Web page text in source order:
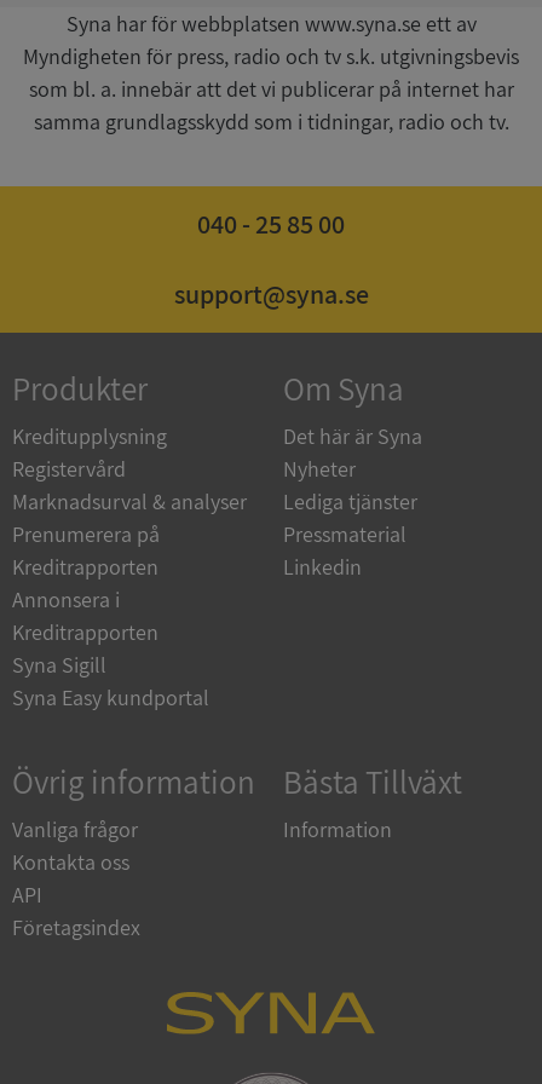
Syna har för webbplatsen www.syna.se ett av
Myndigheten för press, radio och tv s.k. utgivningsbevis
som bl. a. innebär att det vi publicerar på internet har
samma grundlagsskydd som i tidningar, radio och tv.
040 - 25 85 00
support@syna.se
Produkter
Kreditupplysning
Registervård
Marknadsurval & analyser
Prenumerera på
Kreditrapporten
Annonsera i
Kreditrapporten
Syna Sigill
Syna Easy kundportal
Om Syna
Det här är Syna
Nyheter
Lediga tjänster
Pressmaterial
Linkedin
Övrig information
Vanliga frågor
Kontakta oss
API
Företagsindex
Bästa Tillväxt
Information
Corporation
Corporation
.syna.se
__RequestVerificationToken
Microsoft